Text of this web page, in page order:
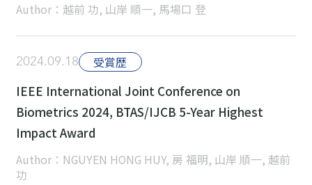
Author：越前 功, 山岸 順一, 馬場口 登
2024.09.18 受賞歴
IEEE International Joint Conference on
Biometrics 2024, BTAS/IJCB 5-Year Highest
Impact Award
Author：NGUYEN HONG HUY, 房 福明, 山岸 順一, 越前
功